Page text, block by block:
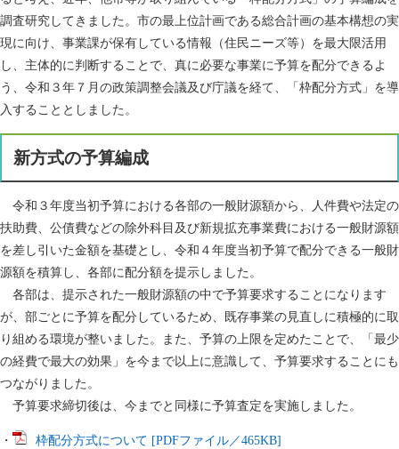
調査研究してきました。市の最上位計画である総合計画の基本構想の実
現に向け、事業課が保有している情報（住民ニーズ等）を最大限活用
し、主体的に判断することで、真に必要な事業に予算を配分できるよ
う、令和３年７月の政策調整会議及び庁議を経て、「枠配分方式」を導
入することとしました。
新方式の予算編成
令和３年度当初予算における各部の一般財源額から、人件費や法定の
扶助費、公債費などの除外科目及び新規拡充事業費における一般財源額
を差し引いた金額を基礎とし、令和４年度当初予算で配分できる一般財
源額を積算し、各部に配分額を提示しました。
各部は、提示された一般財源額の中で予算要求することになります
が、部ごとに予算を配分しているため、既存事業の見直しに積極的に取
り組める環境が整いました。また、予算の上限を定めたことで、「最少
の経費で最大の効果」を今まで以上に意識して、予算要求することにも
つながりました。
予算要求締切後は、今までと同様に予算査定を実施しました。
・ 枠配分方式について [PDFファイル／465KB]